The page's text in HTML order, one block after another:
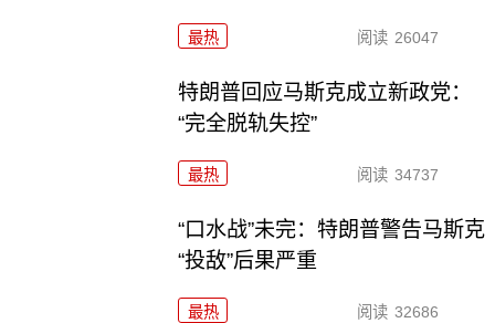
最热 阅读 26047
特朗普回应马斯克成立新政党：
“完全脱轨失控”
最热 阅读 34737
“口水战”未完：特朗普警告马斯克
“投敌”后果严重
最热 阅读 32686